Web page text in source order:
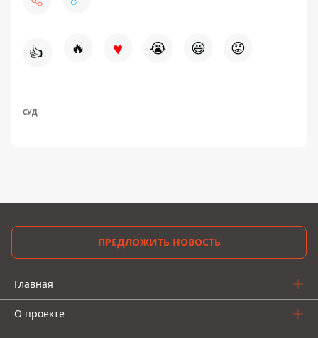
👍 🔥 ♥ 😭 😆 😡
СУД
ПРЕДЛОЖИТЬ НОВОСТЬ
Главная
О проекте